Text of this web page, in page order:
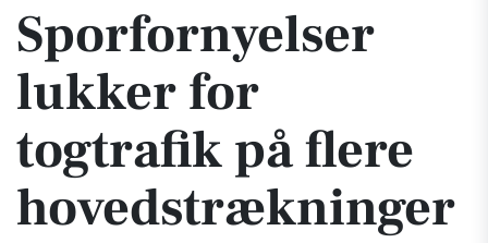
Sporfornyelser
lukker for
togtrafik på flere
hovedstrækninger